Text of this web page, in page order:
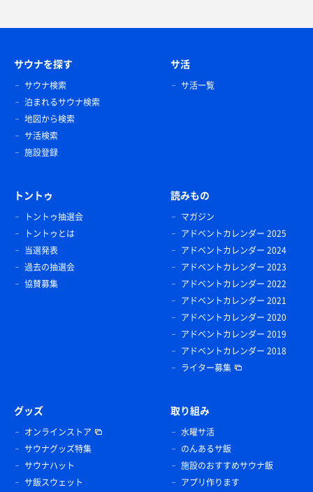
サウナを探す
サウナ検索
泊まれるサウナ検索
地図から検索
サ活検索
施設登録
サ活
サ活一覧
トントゥ
トントゥ抽選会
トントゥとは
当選発表
過去の抽選会
協賛募集
読みもの
マガジン
アドベントカレンダー 2025
アドベントカレンダー 2024
アドベントカレンダー 2023
アドベントカレンダー 2022
アドベントカレンダー 2021
アドベントカレンダー 2020
アドベントカレンダー 2019
アドベントカレンダー 2018
ライター募集
グッズ
オンラインストア
サウナグッズ特集
サウナハット
サ飯スウェット
取り組み
水曜サ活
のんあるサ飯
施設のおすすめサウナ飯
アプリ作ります